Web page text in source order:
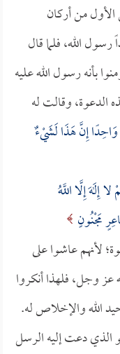
من أركان
رسول الله، فلما قال
بأنه رسول الله عليه
الدعوة، وقالت له
وَاحِدًا إِنَّ هَذَا لَشَيْءٌ
إِلَهَ إِلَّا اللَّهُ
مَجْنُونٍ
لأنهم عاشوا على
عز وجل، فلهذا أنكروا
الله والإخلاص له.
الذي دعت إليه الرسل